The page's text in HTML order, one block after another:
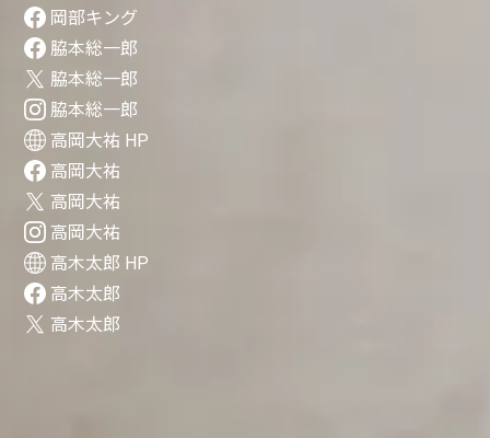
岡部キング
脇本総一郎
脇本総一郎
脇本総一郎
高岡大祐 HP
高岡大祐
高岡大祐
高岡大祐
高木太郎 HP
高木太郎
高木太郎